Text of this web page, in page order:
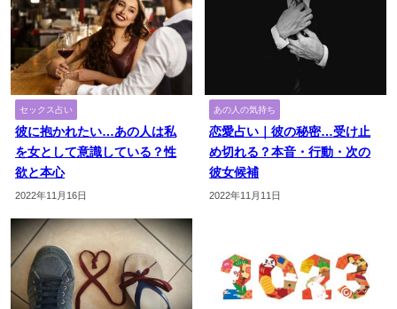
セックス占い
彼に抱かれたい…あの人は私
を女として意識している？性
欲と本心
2022年11月16日
あの人の気持ち
恋愛占い｜彼の秘密…受け止
め切れる？本音・行動・次の
彼女候補
2022年11月11日